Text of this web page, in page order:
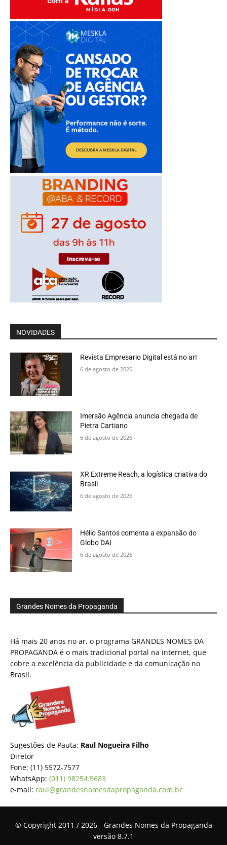
NOVIDADES
Revista Empresario Digital está no ar!
6 de agosto de 2026
Imersão Agência anuncia chegada de
Pietra Cartiano
6 de agosto de 2026
XR Extreme Reach, a logística criativa do
Brasil
6 de agosto de 2026
Hélio Santos comenta a expansão do
Globo DAI
6 de agosto de 2026
Grandes Nomes da Propaganda
Há mais 20 anos no ar, o programa GRANDES NOMES DA
PROPAGANDA é o mais tradicional portal na internet, que
cobre a excelência da publicidade e da comunicação no
Brasil.
Sugestões de Pauta: Raul Nogueira Filho
Diretor
Fone: (11) 5572-7577
WhatsApp: (011) 98254.5683
e-mail: raul@grandesnomesdapropaganda.com.br
© Copyright 2011 / 2026 - Grandes Nomes da Propaganda
versão 8.7.1